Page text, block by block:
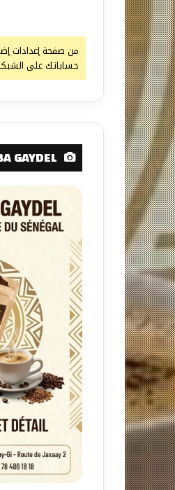
من صفحة إعدادات
حساباتك على
GAYDEL